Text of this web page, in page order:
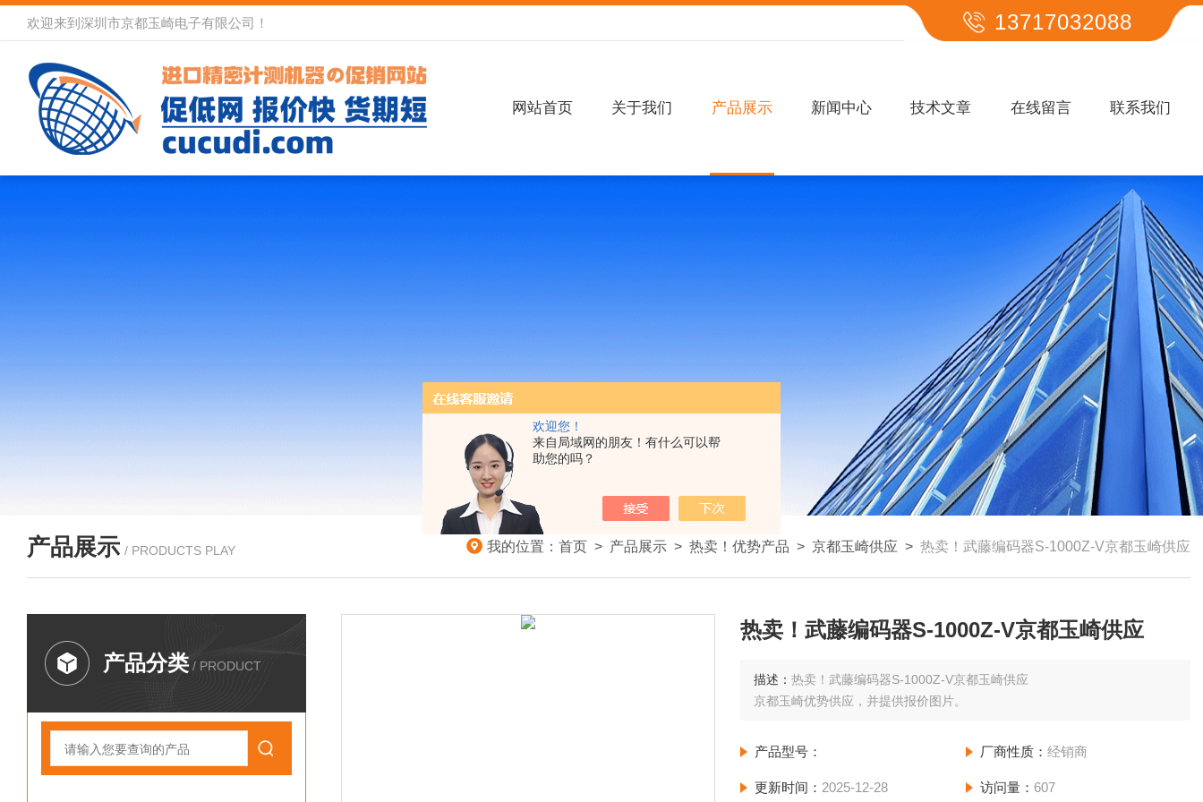
欢迎您！
来自局域网的朋友！有什么可以帮
助您的吗？
欢迎来到深圳市京都玉崎电子有限公司！ 13717032088
网站首页 关于我们 产品展示 新闻中心 技术文章 在线留言 联系我们
产品展示 / PRODUCTS PLAY 我的位置： 首页 > 产品展示 > 热卖！优势产品 > 京都玉崎供应 > 热卖！武藤编码器S-1000Z-V京都玉崎供应
产品分类 / PRODUCT
热卖！武藤编码器S-1000Z-V京都玉崎供应
描述：热卖！武藤编码器S-1000Z-V京都玉崎供应
京都玉崎优势供应，并提供报价图片。
产品型号： 厂商性质： 经销商
更新时间： 2025-12-28 访问量： 607